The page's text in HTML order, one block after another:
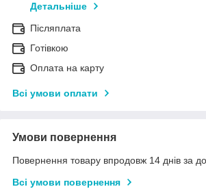
Детальніше
Післяплата
Готівкою
Оплата на карту
Всі умови оплати
Умови повернення
Повернення товару впродовж 14 днів за
Всі умови повернення